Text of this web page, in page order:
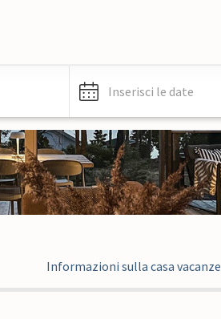
Inserisci le date
Informazioni sulla casa vacanze